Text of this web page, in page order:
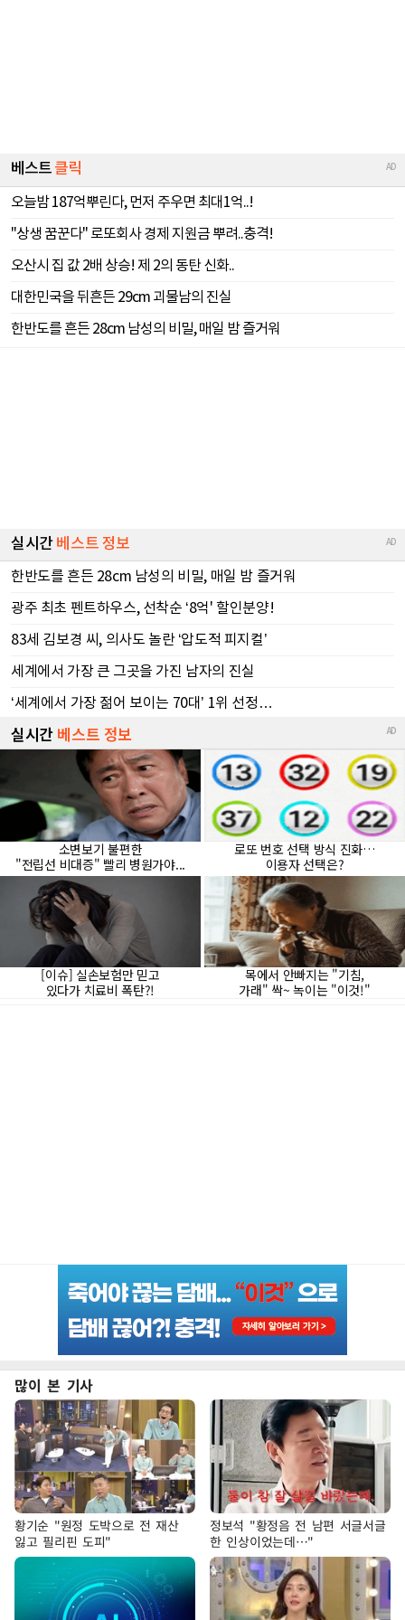
많이 본 기사
황기순 "원정 도박으로 전 재산
잃고 필리핀 도피"
정보석 "황정음 전 남편 서글서글
한 인상이었는데…"